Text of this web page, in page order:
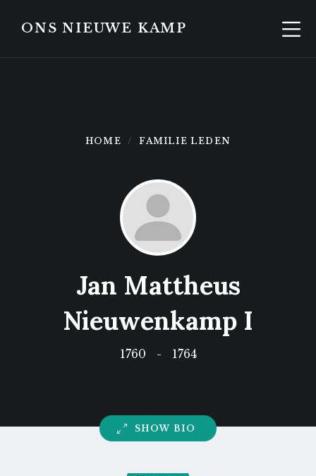
content
footerONS NIEUWE KAMP
HOME FAMILIE LEDEN
Jan Mattheus
Nieuwenkamp I
1760 - 1764
SHOW BIO